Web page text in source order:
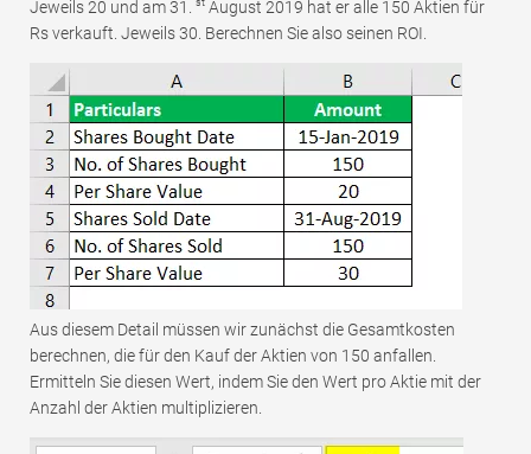
Jeweils 20 und am 31.
st August 2019 hat er alle 150 Aktien für
Rs verkauft. Jeweils 30. Berechnen Sie also seinen ROI.
Aus diesem Detail müssen wir zunächst die Gesamtkosten
berechnen, die für den Kauf der Aktien von 150 anfallen.
Ermitteln Sie diesen Wert, indem Sie den Wert pro Aktie mit der
Anzahl der Aktien multiplizieren.